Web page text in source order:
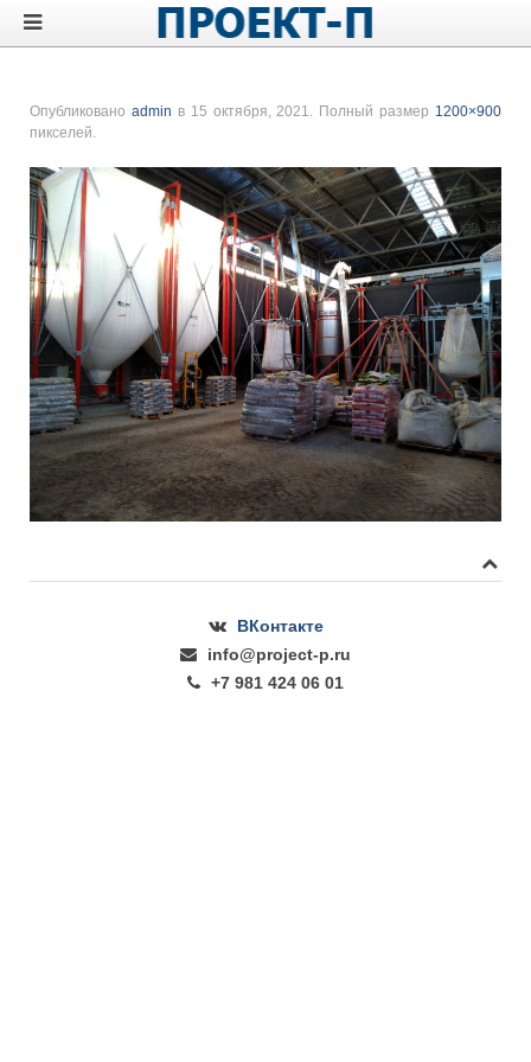
Опубликовано admin в 15 октября, 2021. Полный размер 1200×900
пикселей.
ВКонтакте
info@project-p.ru
+7 981 424 06 01